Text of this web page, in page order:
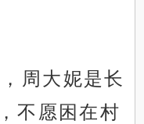
周大妮是长
不愿困在村